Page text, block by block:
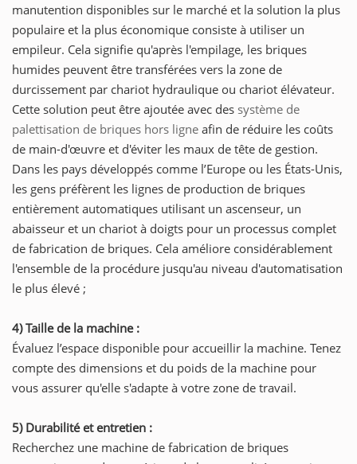
manutention disponibles sur le marché et la solution la plus
populaire et la plus économique consiste à utiliser un
empileur. Cela signifie qu'après l'empilage, les briques
humides peuvent être transférées vers la zone de
durcissement par chariot hydraulique ou chariot élévateur.
Cette solution peut être ajoutée avec des système de
palettisation de briques hors ligne afin de réduire les coûts
de main-d'œuvre et d'éviter les maux de tête de gestion.
Dans les pays développés comme l’Europe ou les États-Unis,
les gens préfèrent les lignes de production de briques
entièrement automatiques utilisant un ascenseur, un
abaisseur et un chariot à doigts pour un processus complet
de fabrication de briques. Cela améliore considérablement
l'ensemble de la procédure jusqu'au niveau d'automatisation
le plus élevé ;
4) Taille de la machine :
Évaluez l’espace disponible pour accueillir la machine. Tenez
compte des dimensions et du poids de la machine pour
vous assurer qu'elle s'adapte à votre zone de travail.
5) Durabilité et entretien :
Recherchez une machine de fabrication de briques